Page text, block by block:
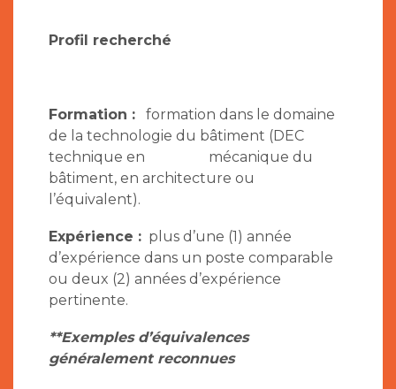
Profil recherché
Formation : formation dans le domaine
de la technologie du bâtiment (DEC
technique en mécanique du
bâtiment, en architecture ou
l’équivalent).
Expérience : plus d’une (1) année
d’expérience dans un poste comparable
ou deux (2) années d’expérience
pertinente.
**Exemples d’équivalences
généralement reconnues